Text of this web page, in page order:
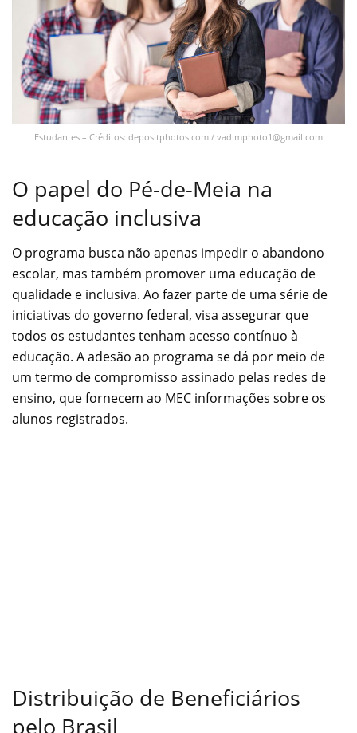
Estudantes – Créditos: depositphotos.com / vadimphoto1@gmail.com
O papel do Pé-de-Meia na
educação inclusiva
O programa busca não apenas impedir o abandono
escolar, mas também promover uma educação de
qualidade e inclusiva. Ao fazer parte de uma série de
iniciativas do governo federal, visa assegurar que
todos os estudantes tenham acesso contínuo à
educação. A adesão ao programa se dá por meio de
um termo de compromisso assinado pelas redes de
ensino, que fornecem ao MEC informações sobre os
alunos registrados.
Distribuição de Beneficiários
pelo Brasil